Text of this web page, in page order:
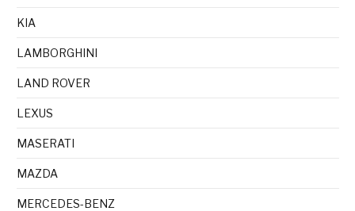
KIA
LAMBORGHINI
LAND ROVER
LEXUS
MASERATI
MAZDA
MERCEDES-BENZ